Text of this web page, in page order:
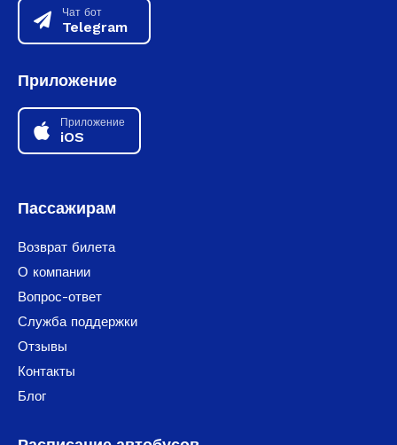
Чат бот
Telegram
Приложение
Приложение
iOS
Пассажирам
Возврат билета
О компании
Вопрос-ответ
Служба поддержки
Отзывы
Контакты
Блог